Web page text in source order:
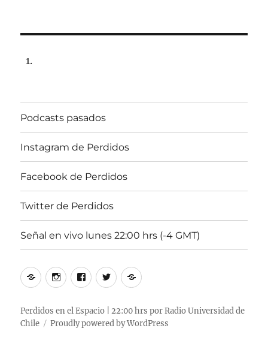
U.
Podcasts pasados
Instagram de Perdidos
Facebook de Perdidos
Twitter de Perdidos
Señal en vivo lunes 22:00 hrs (-4 GMT)
PodcastsInstagram
Perdidos
Facebook
Perdidos
Twitter
Perdidos
Señal
vivo
lunes
Perdidos en el Espacio | 22:00 hrs por Radio Universidad de
Chile
Proudly powered by WordPress